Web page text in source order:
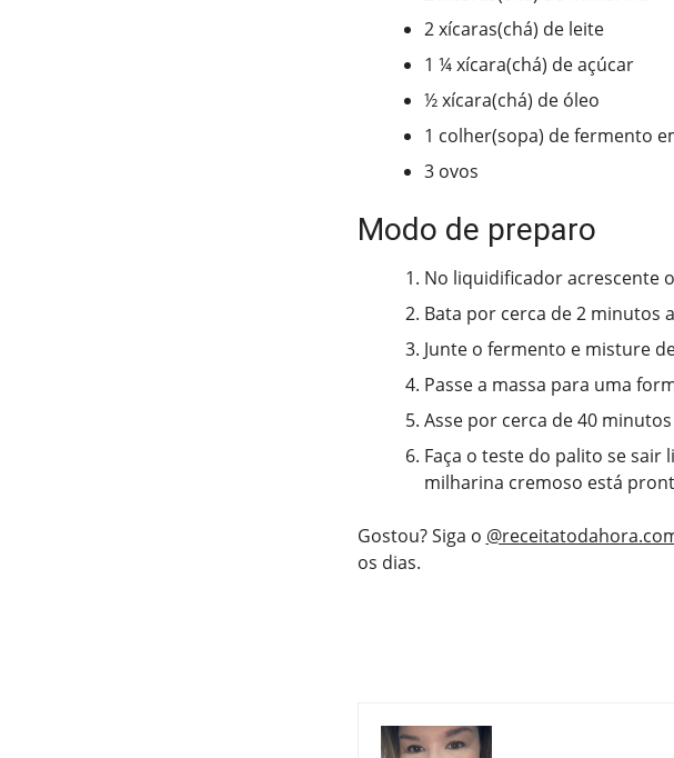
2 xícaras(chá) de leite
1 ¼ xícara(chá) de açúcar
½ xícara(chá) de óleo
1 colher(sopa) de fermento
3 ovos
Modo de preparo
No liquidificador acrescente
Bata por cerca de 2 minutos
Junte o fermento e misture
Passe a massa para uma
Asse por cerca de 40
Faça o teste do palito se
milharina cremoso está
Gostou? Siga o
os dias.